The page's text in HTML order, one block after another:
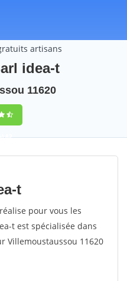
artisans
idea-t
11620
82
t
pour vous les
t est spécialisée dans
Villemoustaussou 11620